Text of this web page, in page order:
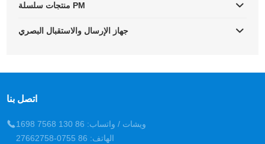
منتجات سلسلة PM
جهاز الإرسال والاستقبال البصري
اتصل بنا
ويشات / واتساب: 86 130 7568 1698
الهاتف: 86 0755-27662758